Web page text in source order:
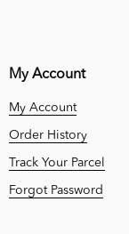
My Account
My Account
Order History
Track Your Parcel
Forgot Password